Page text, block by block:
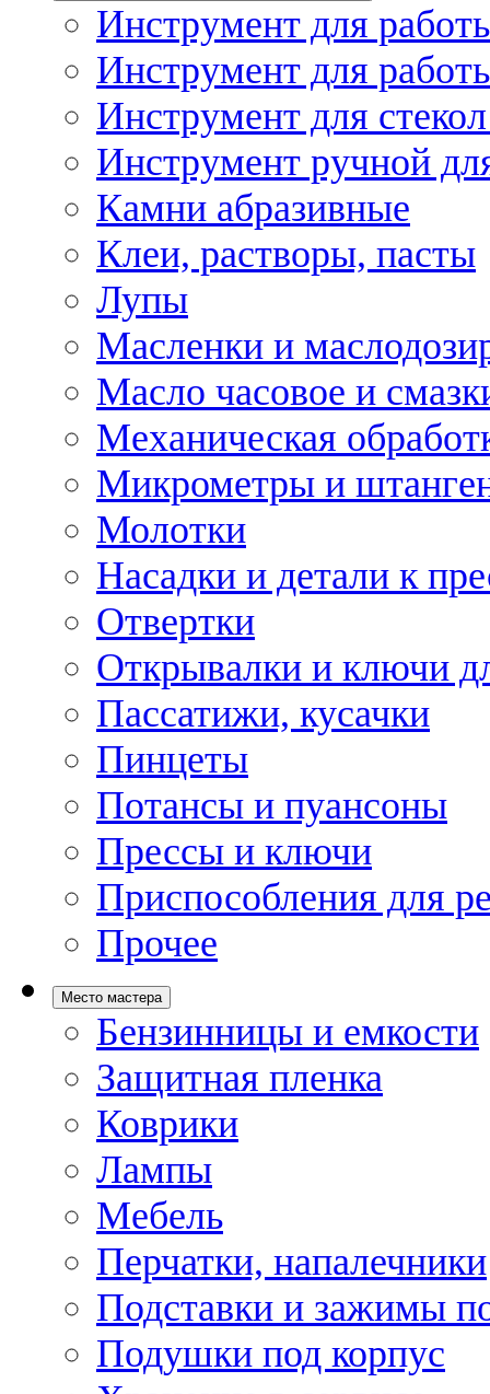
Инструмент для
Инструмент для
Инструмент для
Инструмент ручной
Камни абразивные
Клеи, растворы, пасты
Лупы
Масленки и
Масло часовое и
Механическая
Микрометры и
Молотки
Насадки и детали к
Отвертки
Открывалки и ключи
Пассатижи, кусачки
Пинцеты
Потансы и пуансоны
Прессы и ключи
Приспособления для
Прочее
Место мастера
Бензинницы и емкости
Защитная пленка
Коврики
Лампы
Мебель
Перчатки, напалечники
Подставки и зажимы
Подушки под корпус